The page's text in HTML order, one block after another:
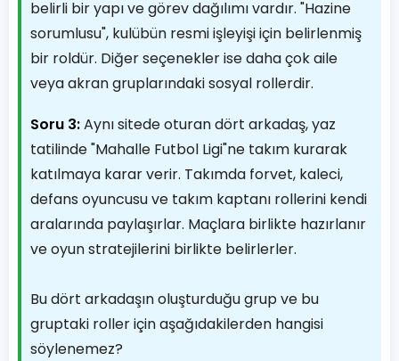
belirli bir yapı ve görev dağılımı vardır. "Hazine
sorumlusu", kulübün resmi işleyişi için belirlenmiş
bir roldür. Diğer seçenekler ise daha çok aile
veya akran gruplarındaki sosyal rollerdir.
Soru 3:Aynı sitede oturan dört arkadaş, yaz
tatilinde "Mahalle Futbol Ligi"ne takım kurarak
katılmaya karar verir. Takımda forvet, kaleci,
defans oyuncusu ve takım kaptanı rollerini kendi
aralarında paylaşırlar. Maçlara birlikte hazırlanır
ve oyun stratejilerini birlikte belirlerler.
Bu dört arkadaşın oluşturduğu grup ve bu
gruptaki roller için aşağıdakilerden hangisi
söylenemez?